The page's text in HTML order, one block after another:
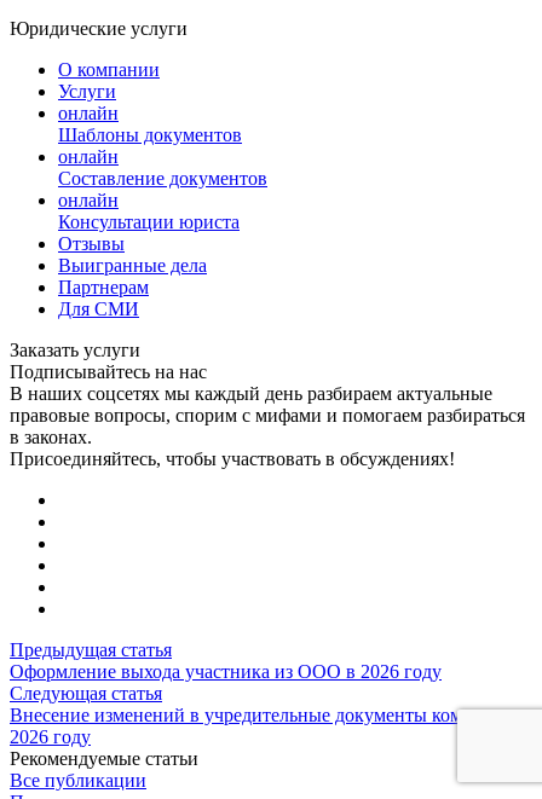
Юридические услуги
О компании
Услуги
онлайн
Шаблоны документов
онлайн
Составление документов
онлайн
Консультации юриста
Отзывы
Выигранные дела
Партнерам
Для СМИ
Заказать услуги
Подписывайтесь на нас
В наших соцсетях мы каждый день разбираем актуальные
правовые вопросы, спорим с мифами и помогаем разбираться
в законах.
Присоединяйтесь, чтобы участвовать в обсуждениях!
Предыдущая статья
Оформление выхода участника из ООО в 2026 году
Следующая статья
Внесение изменений в учредительные документы компании в
2026 году
Рекомендуемые статьи
Все публикации